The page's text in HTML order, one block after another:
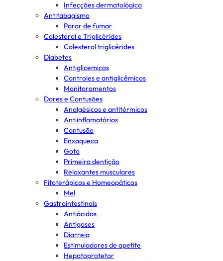
Infecções dermatológica
Antitabagismo
Parar de fumar
Colesterol e Triglicérides
Colesterol triglicérides
Diabetes
Antiglicemicos
Controles e antiglicêmicos
Monitoramentos
Dores e Contusões
Analgésicos e antitérmicos
Antiinflamatórios
Contusão
Enxaqueca
Gota
Primeira dentição
Relaxantes musculares
Fitoterápicos e Homeopáticos
Mel
Gastrointestinais
Antiácidos
Antigases
Diarreia
Estimuladores de apetite
Hepatoprotetor